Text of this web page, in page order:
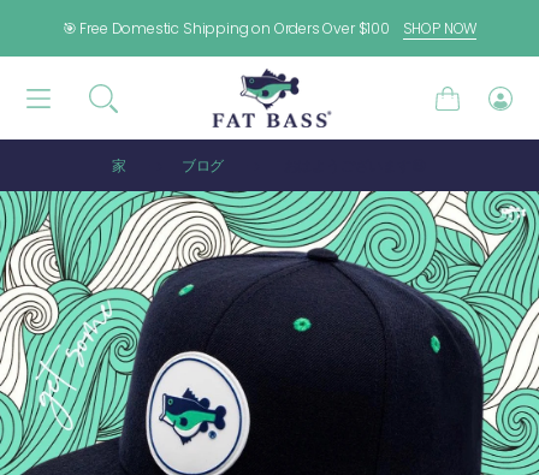
🎯 Free Domestic Shipping on Orders Over $100 SHOP NOW
カ
ロ
家 ブログ